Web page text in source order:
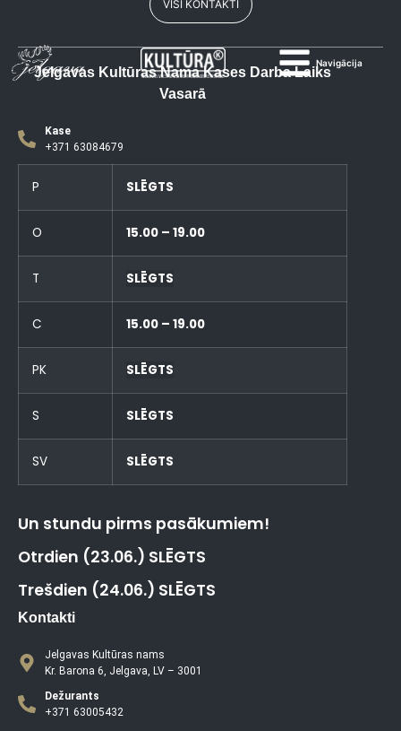
Navigācija
VISI KONTAKTI
Jelgavas Kultūras Nama Kases Darba Laiks
Vasarā
Kase
+371 63084679
P SLĒGTS
O 15.00 – 19.00
T SLĒGTS
C 15.00 – 19.00
PK SLĒGTS
S SLĒGTS
SV SLĒGTS
Un stundu pirms pasākumiem!
Otrdien (23.06.) SLĒGTS
Trešdien (24.06.) SLĒGTS
Kontakti
Jelgavas Kultūras nams
Kr. Barona 6, Jelgava, LV – 3001
Dežurants
+371 63005432